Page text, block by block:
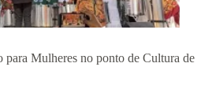
para Mulheres no ponto de Cultura de